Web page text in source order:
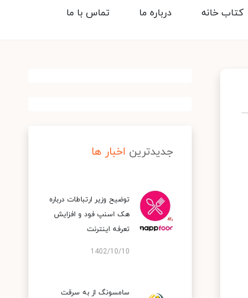
تماس با ما درباره ما کتاب خانه
جدیدترین اخبار ها
توضیح وزیر ارتباطات درباره
هک اسنپ‌ فود و افزایش
تعرفه اینترنت
1402/10/10
سامسونگ از به سرقت